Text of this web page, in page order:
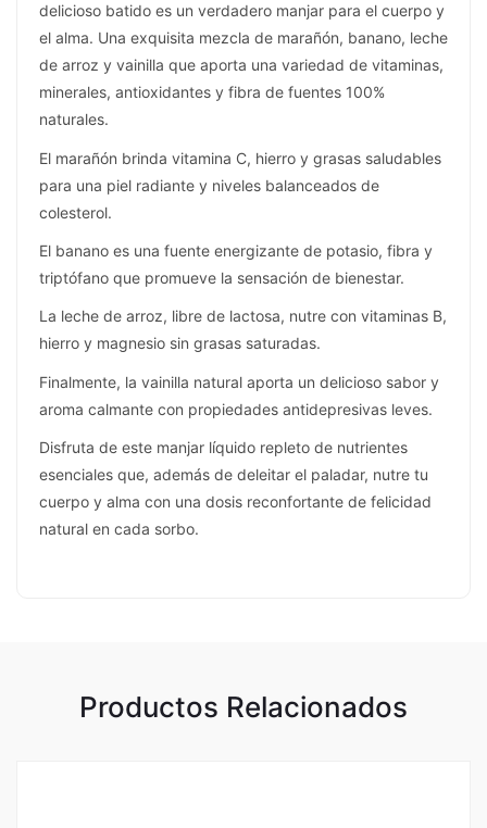
delicioso batido es un verdadero manjar para el cuerpo y
el alma. Una exquisita mezcla de marañón, banano, leche
de arroz y vainilla que aporta una variedad de vitaminas,
minerales, antioxidantes y fibra de fuentes 100%
naturales.
El marañón brinda vitamina C, hierro y grasas saludables
para una piel radiante y niveles balanceados de
colesterol.
El banano es una fuente energizante de potasio, fibra y
triptófano que promueve la sensación de bienestar.
La leche de arroz, libre de lactosa, nutre con vitaminas B,
hierro y magnesio sin grasas saturadas.
Finalmente, la vainilla natural aporta un delicioso sabor y
aroma calmante con propiedades antidepresivas leves.
Disfruta de este manjar líquido repleto de nutrientes
esenciales que, además de deleitar el paladar, nutre tu
cuerpo y alma con una dosis reconfortante de felicidad
natural en cada sorbo.
Productos Relacionados